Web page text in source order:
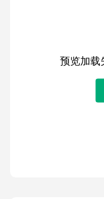
预览加载